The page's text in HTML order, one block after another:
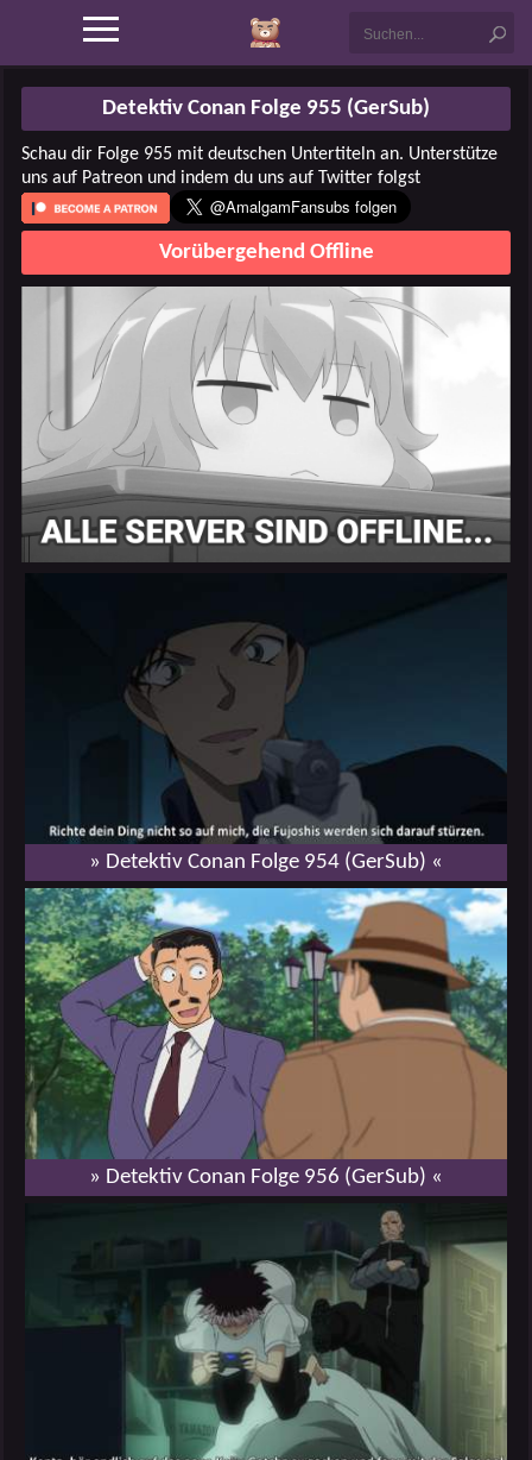
Detektiv Conan Folge 955 (GerSub)
Schau dir Folge 955 mit deutschen Untertiteln an. Unterstütze
uns auf Patreon und indem du uns auf Twitter folgst
Vorübergehend Offline
» Detektiv Conan Folge 954 (GerSub) «
» Detektiv Conan Folge 956 (GerSub) «